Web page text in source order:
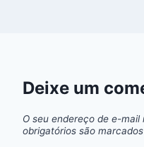
Deixe um
O seu endereço de e-mail
obrigatórios são